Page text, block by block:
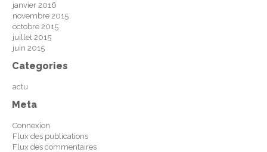
janvier 2016
novembre 2015
octobre 2015
juillet 2015
juin 2015
Categories
actu
Meta
Connexion
Flux des publications
Flux des commentaires